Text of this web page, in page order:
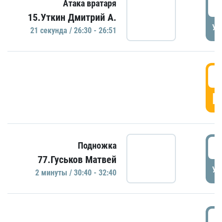
Атака вратаря
15.Уткин Дмитрий А.
21 секундa / 26:30 - 26:51
Подножка
77.Гуськов Матвей
2 минуты / 30:40 - 32:40